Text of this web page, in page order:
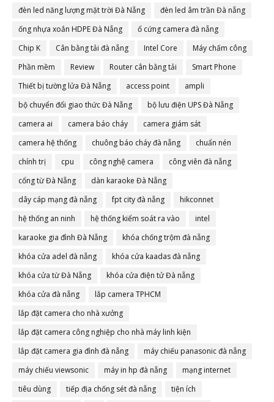
đèn led năng lượng mặt trời Đà Nẵng
đèn led âm trần Đà nẵng
ống nhựa xoắn HDPE Đà Nẵng
ổ cứng camera đà nẵng
Chip K
Cân bằng tải đà nẵng Intel Core
Máy chấm công
Phần mềm
Review Router cân bằng tải
Smart Phone
Thiết bị tường lửa Đà Nẵng
access point
ampli
bộ chuyển đổi giao thức Đà Nẵng
bộ lưu điện UPS Đà Nẵng
camera ai
camera báo cháy
camera giám sát
camera hệ thống
chuông báo cháy đà nẵng
chuẩn nén
chính trị
cpu công nghệ camera
công viên đà nẵng
cổng từ Đà Nẵng
dàn karaoke Đà Nẵng
dây cáp mạng đà nẵng
fpt city đà nẵng
hikconnet
hệ thống an ninh
hệ thống kiểm soát ra vào
intel
karaoke gia đình Đà Nẵng
khóa chống trộm đà nẵng
khóa cửa adel đà nẵng
khóa cửa kaadas đà nẵng
khóa cửa từ Đà Nẵng
khóa cửa điện tử Đà nẵng
khóa cửa đà nẵng
lắp camera TPHCM
lắp đặt camera cho nhà xưởng
lắp đặt camera công nghiệp cho nhà máy linh kiện
lắp đặt camera gia đình đà nẵng
máy chiếu panasonic đà nẵng
máy chiếu viewsonic
máy in hp đà nẵng
mạng internet
tiêu dùng
tiếp địa chống sét đà nẵng
tiện ích